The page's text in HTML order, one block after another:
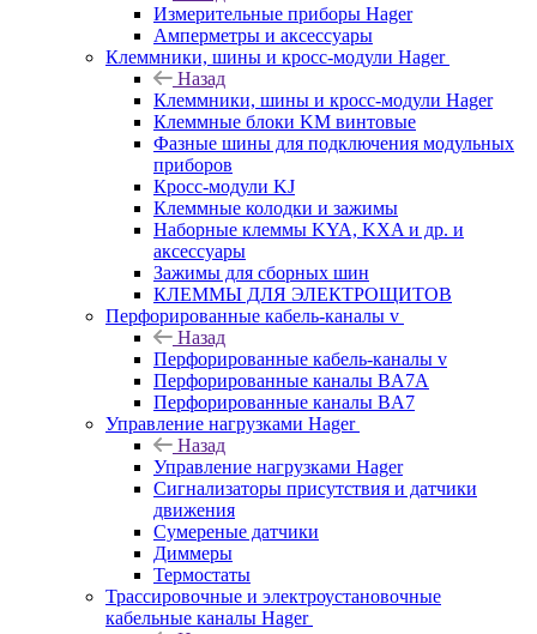
Измерительные приборы Hager
Амперметры и аксессуары
Клеммники, шины и кросс-модули Hager
Назад
Клеммники, шины и кросс-модули Hager
Клеммные блоки KM винтовые
Фазные шины для подключения модульных
приборов
Кросс-модули KJ
Клеммные колодки и зажимы
Наборные клеммы KYA, KXA и др. и
аксессуары
Зажимы для сборных шин
КЛЕММЫ ДЛЯ ЭЛЕКТРОЩИТОВ
Перфорированные кабель-каналы v
Назад
Перфорированные кабель-каналы v
Перфорированные каналы BA7A
Перфорированные каналы BA7
Управление нагрузками Hager
Назад
Управление нагрузками Hager
Сигнализаторы присутствия и датчики
движения
Сумереные датчики
Диммеры
Термостаты
Трассировочные и электроустановочные
кабельные каналы Hager